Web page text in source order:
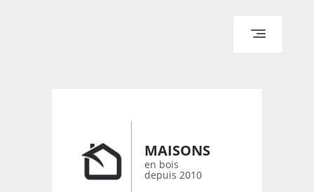
CONTACT
MAISONS
en bois
depuis 2010